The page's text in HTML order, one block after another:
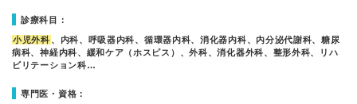
診療科目：
小児外科 、内科、呼吸器内科、循環器内科、消化器内科、内分泌代謝科、糖尿
病科、神経内科、緩和ケア（ホスピス）、外科、消化器外科、整形外科、リハ
ビリテーション科…
専門医・資格：